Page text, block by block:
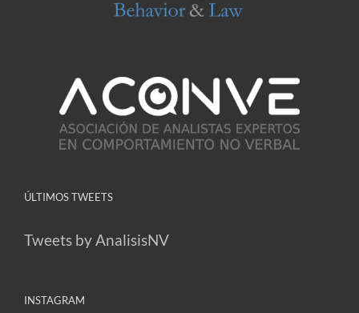
ÚLTIMOS TWEETS
Tweets by AnalisisNV
INSTAGRAM